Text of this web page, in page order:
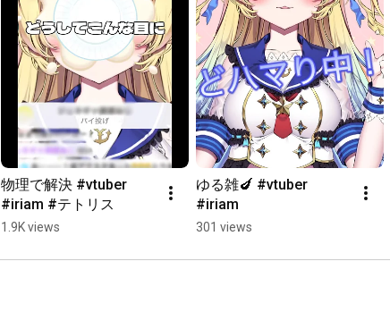
物理で解決 #vtuber
#iriam #テトリス
1.9K views
ゆる雑🍆 #vtuber
#iriam
301 views